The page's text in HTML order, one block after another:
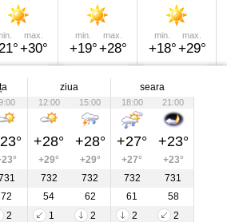
max.
+30°
min.
+19°
max.
+28°
min.
+18°
max.
+29°
ziua seara
12:00 15:00 18:00 21:00
+28° +28° +27° +23°
+29° +29° +27°
+23°
732 732 732
731
72 54 62 61
58
2 1 2 2
2